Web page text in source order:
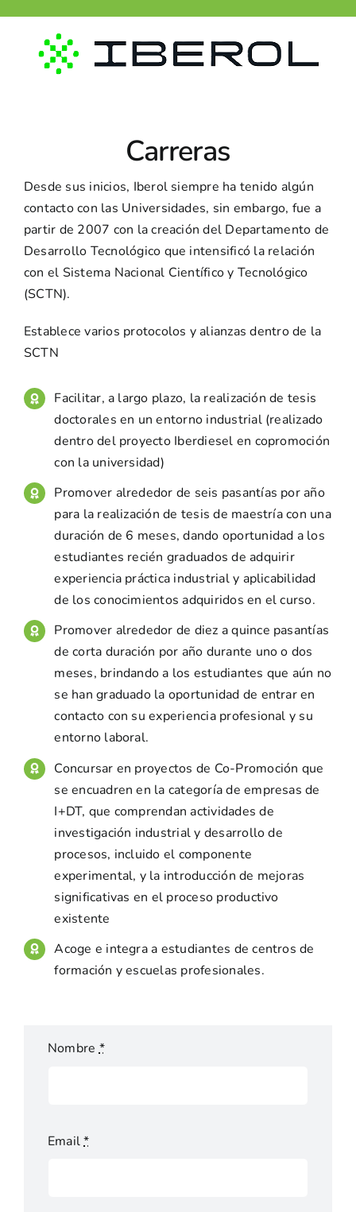
content
Carreras
Desde sus inicios, Iberol siempre ha tenido algún
contacto con las Universidades, sin embargo, fue a
partir de 2007 con la creación del Departamento de
Desarrollo Tecnológico que intensificó la relación
con el Sistema Nacional Científico y Tecnológico
(SCTN).
Establece varios protocolos y alianzas dentro de la
SCTN
Facilitar, a largo plazo, la realización de tesis
doctorales en un entorno industrial (realizado
dentro del proyecto Iberdiesel en copromoción
con la universidad)
Promover alrededor de seis pasantías por año
para la realización de tesis de maestría con una
duración de 6 meses, dando oportunidad a los
estudiantes recién graduados de adquirir
experiencia práctica industrial y aplicabilidad
de los conocimientos adquiridos en el curso.
Promover alrededor de diez a quince pasantías
de corta duración por año durante uno o dos
meses, brindando a los estudiantes que aún no
se han graduado la oportunidad de entrar en
contacto con su experiencia profesional y su
entorno laboral.
Concursar en proyectos de Co-Promoción que
se encuadren en la categoría de empresas de
I+DT, que comprendan actividades de
investigación industrial y desarrollo de
procesos, incluido el componente
experimental, y la introducción de mejoras
significativas en el proceso productivo
existente
Acoge e integra a estudiantes de centros de
formación y escuelas profesionales.
Nombre*
Email*